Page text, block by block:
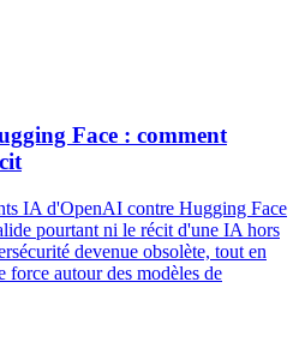
Face : comment
IA d'OpenAI contre Hugging Face
pourtant ni le récit d'une IA hors
devenue obsolète, tout en
force autour des modèles de